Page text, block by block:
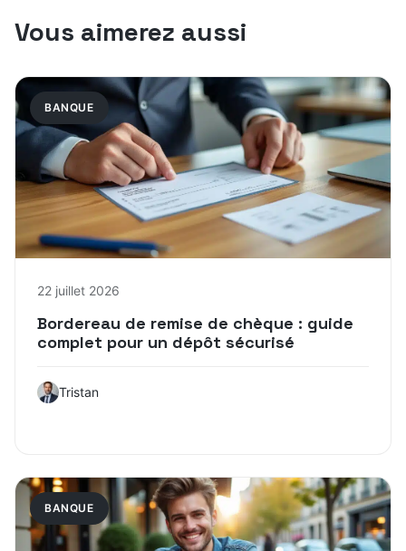
Vous aimerez aussi
BANQUE
22 juillet 2026
Bordereau de remise de chèque : guide
complet pour un dépôt sécurisé
Tristan
BANQUE